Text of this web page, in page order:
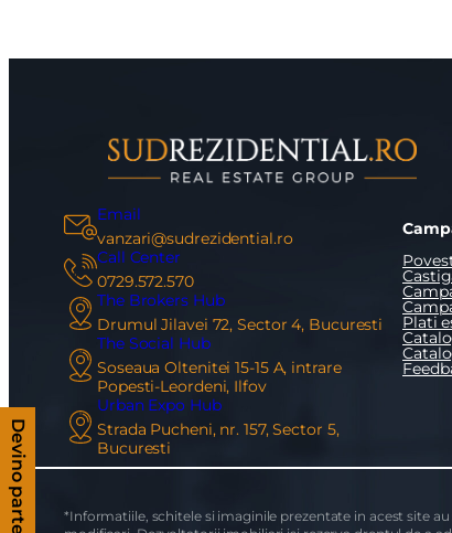
Email
vanzari@sudrezidential.ro
Call Center
0729.572.570
The Brokers Hub
Drumul Jilavei 72, Sector 4, Bucuresti
The Social Hub
Soseaua Oltenitei 15-15 A, intrare
Popesti-Leordeni, Ilfov
Urban Expo Hub
Strada Pucheni, nr. 157, Sector 5,
Bucuresti
Plati
*Informatiile, schitele si imaginile prezentate in acest site
Devino partener